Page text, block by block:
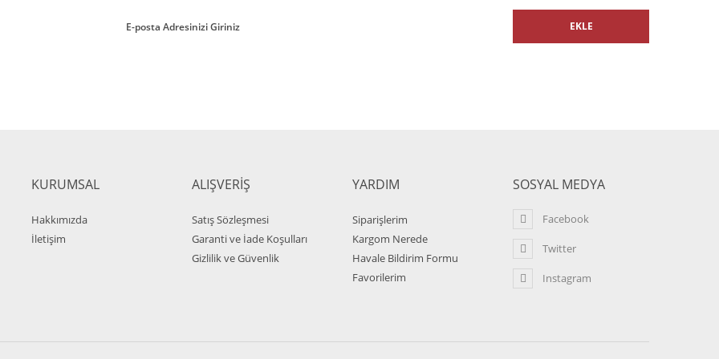
EKLE
KURUMSAL
Hakkımızda
İletişim
ALIŞVERİŞ
Satış Sözleşmesi
Garanti ve İade Koşulları
Gizlilik ve Güvenlik
YARDIM
Siparişlerim
Kargom Nerede
Havale Bildirim Formu
Favorilerim
SOSYAL MEDYA
Facebook
Twitter
Instagram